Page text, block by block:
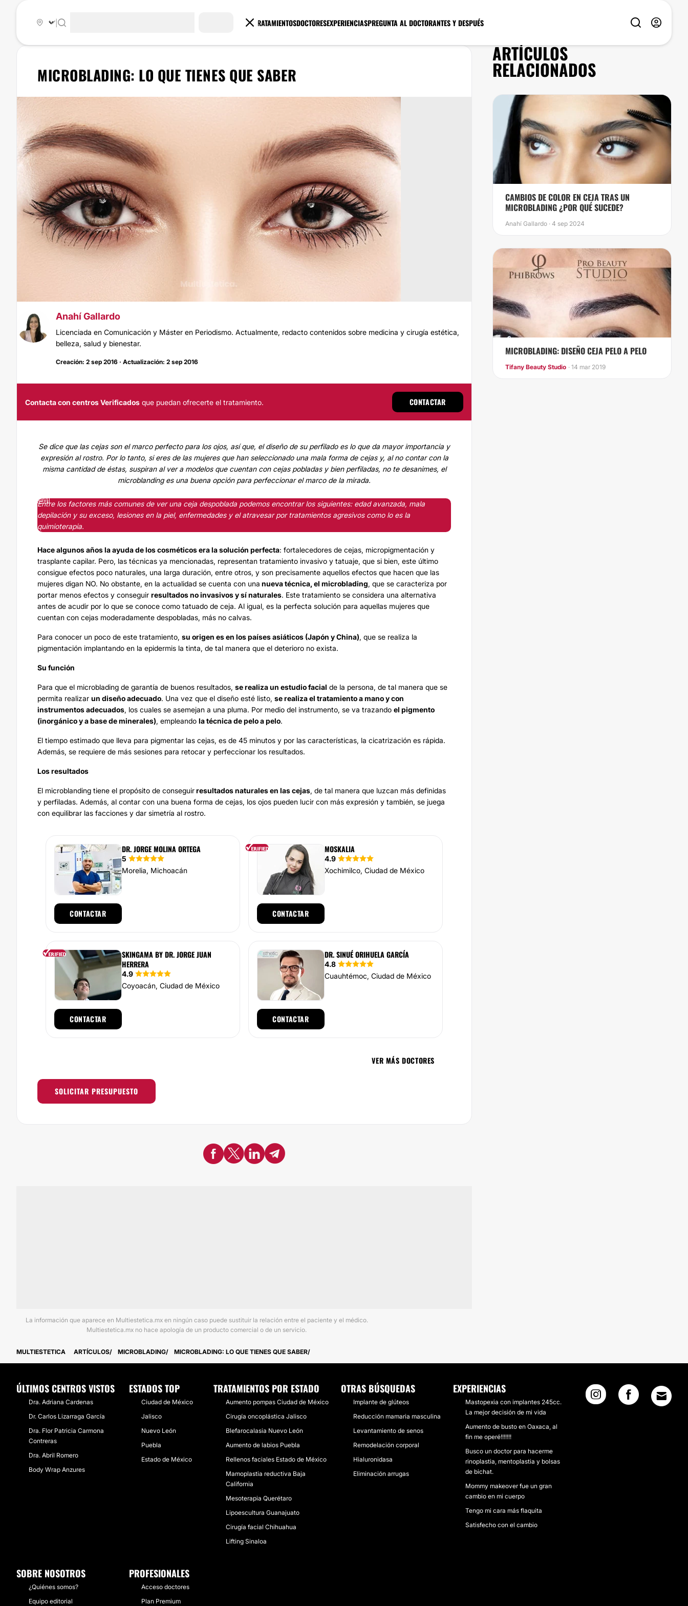
TRATAMIENTOSDOCTORESEXPERIENCIASPREGUNTA AL DOCTORANTES Y DESPUÉS
MICROBLADING: LO QUE TIENES QUE SABER
Anahí Gallardo
Licenciada en Comunicación y Máster en Periodismo. Actualmente, redacto contenidos sobre medicina y cirugía estética,
belleza, salud y bienestar.
Creación: 2 sep 2016 · Actualización: 2 sep 2016
Contacta con centros Verificados que puedan ofrecerte el tratamiento. CONTACTAR
Se dice que las cejas son el marco perfecto para los ojos, así que, el diseño de su perfilado es lo que da mayor importancia y
expresión al rostro. Por lo tanto, si eres de las mujeres que han seleccionado una mala forma de cejas y, al no contar con la
misma cantidad de éstas, suspiran al ver a modelos que cuentan con cejas pobladas y bien perfiladas, no te desanimes, el
microblanding es una buena opción para perfeccionar el marco de la mirada.
Entre los factores más comunes de ver una ceja despoblada podemos encontrar los siguientes: edad avanzada, mala
depilación y su exceso, lesiones en la piel, enfermedades y el atravesar por tratamientos agresivos como lo es la
quimioterapia.
Hace algunos años la ayuda de los cosméticos era la solución perfecta: fortalecedores de cejas, micropigmentación y
trasplante capilar. Pero, las técnicas ya mencionadas, representan tratamiento invasivo y tatuaje, que si bien, este último
consigue efectos poco naturales, una larga duración, entre otros, y son precisamente aquellos efectos que hacen que las
mujeres digan NO. No obstante, en la actualidad se cuenta con una nueva técnica, el microblading, que se caracteriza por
portar menos efectos y conseguir resultados no invasivos y sí naturales. Este tratamiento se considera una alternativa
antes de acudir por lo que se conoce como tatuado de ceja. Al igual, es la perfecta solución para aquellas mujeres que
cuentan con cejas moderadamente despobladas, más no calvas.
Para conocer un poco de este tratamiento, su origen es en los países asiáticos (Japón y China), que se realiza la
pigmentación implantando en la epidermis la tinta, de tal manera que el deterioro no exista.
Su función
Para que el microblading de garantía de buenos resultados, se realiza un estudio facial de la persona, de tal manera que se
permita realizar un diseño adecuado. Una vez que el diseño esté listo, se realiza el tratamiento a mano y con
instrumentos adecuados, los cuales se asemejan a una pluma. Por medio del instrumento, se va trazando el pigmento
(inorgánico y a base de minerales), empleando la técnica de pelo a pelo.
El tiempo estimado que lleva para pigmentar las cejas, es de 45 minutos y por las características, la cicatrización es rápida.
Además, se requiere de más sesiones para retocar y perfeccionar los resultados.
Los resultados
El microblanding tiene el propósito de conseguirresultados naturales en las cejas, de tal manera que luzcan más definidas
y perfiladas. Además, al contar con una buena forma de cejas, los ojos pueden lucir con más expresión y también, se juega
con equilibrar las facciones y dar simetría al rostro.
DR. JORGE MOLINA ORTEGA
5
Morelia, Michoacán
CONTACTAR
MOSKALIA
4.9
Xochimilco, Ciudad de México
CONTACTAR
SKINGAMA BY DR. JORGE JUAN
HERRERA
4.9
Coyoacán, Ciudad de México
CONTACTAR
DR. SINUÉ ORIHUELA GARCÍA
4.8
Cuauhtémoc, Ciudad de México
CONTACTAR
VER MÁS DOCTORES
SOLICITAR PRESUPUESTO
La información que aparece en Multiestetica.mx en ningún caso puede sustituir la relación entre el paciente y el médico.
Multiestetica.mx no hace apología de un producto comercial o de un servicio.
ARTÍCULOS
RELACIONADOS
CAMBIOS DE COLOR EN CEJA TRAS UN
MICROBLADING ¿POR QUÉ SUCEDE?
Anahí Gallardo · 4 sep 2024
MICROBLADING: DISEÑO CEJA PELO A PELO
Tifany Beauty Studio · 14 mar 2019
MULTIESTETICA ARTÍCULOS MICROBLADING MICROBLADING: LO QUE TIENES QUE SABER
ÚLTIMOS CENTROS VISTOS
Dra. Adriana Cardenas
Dr. Carlos Lizarraga García
Dra. Flor Patricia Carmona
Contreras
Dra. Abril Romero
Body Wrap Anzures
ESTADOS TOP
Ciudad de México
Jalisco
Nuevo León
Puebla
Estado de México
TRATAMIENTOS POR ESTADO
Aumento pompas Ciudad de México
Cirugía oncoplástica Jalisco
Blefarocalasia Nuevo León
Aumento de labios Puebla
Rellenos faciales Estado de México
Mamoplastia reductiva Baja
California
Mesoterapia Querétaro
Lipoescultura Guanajuato
Cirugía facial Chihuahua
Lifting Sinaloa
OTRAS BÚSQUEDAS
Implante de glúteos
Reducción mamaria masculina
Levantamiento de senos
Remodelación corporal
Hialuronidasa
Eliminación arrugas
EXPERIENCIAS
Mastopexia con implantes 245cc.
La mejor decisión de mi vida
Aumento de busto en Oaxaca, al
fin me operé!!!!!!!
Busco un doctor para hacerme
rinoplastia, mentoplastia y bolsas
de bichat.
Mommy makeover fue un gran
cambio en mi cuerpo
Tengo mi cara más flaquita
Satisfecho con el cambio
SOBRE NOSOTROS
¿Quiénes somos?
Equipo editorial
PROFESIONALES
Acceso doctores
Plan Premium